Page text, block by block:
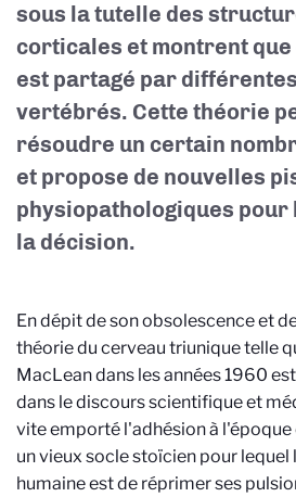
sous la tutelle des
corticales et montrent que
est partagé par
vertébrés. Cette théorie
résoudre un certain
et propose de nouvelles
physiopathologiques pour
la décision.
En dépit de son obsolescence et
théorie du cerveau triunique telle
MacLean dans les années 1960
dans le discours scientifique et
vite emporté l'adhésion à l'époque
un vieux socle stoïcien pour lequel
humaine est de réprimer ses